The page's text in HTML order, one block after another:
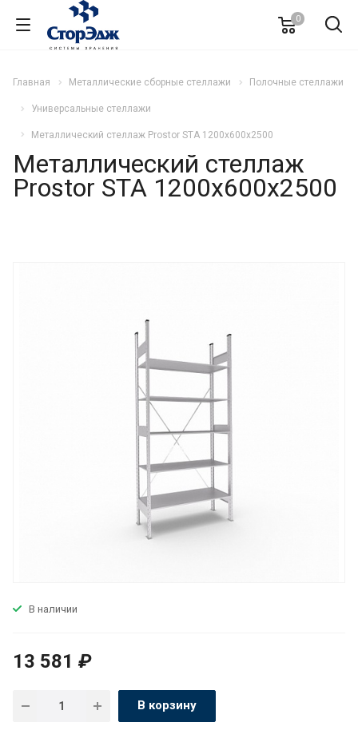
0
Главная Металлические сборные стеллажи Полочные стеллажи
Универсальные стеллажи
Металлический стеллаж Prostor STA 1200х600х2500
Металлический стеллаж
Prostor STA 1200х600х2500
В наличии
13 581 ₽
В корзину